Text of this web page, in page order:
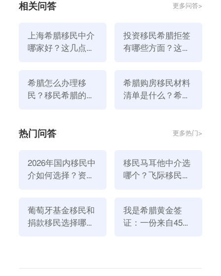
的经营场所和模式，这些都决定了整个移民项目的服务
成本和专业水平。每个申请人都不希望移民因为贪小便
和时间也是有限的，因为他们不仅要做咨询，还要做文
要花费大量的时间和精力来服务。
4、了解移民公司的团队：再厉害的顾问，能服务的顾
证团队的专业能力，不要迷信任何“虚张声势”的头衔规
模和背景，任何标榜“100%保证成功”的口号都是一个
相关问答 更多问答>
上海希腊移民中介
哪家好？这几点要
投资移民希腊拒签
有哪些方面？这几
希腊怎么办理移
民？移民希腊的流
希腊购房移民材料
清单是什么？希腊
热门问答 更多热门>
2026年国内移民中
介如何选择？资
移民马耳他中介选
哪个？飞际移民是
葡萄牙基金移民和
捐款移民选择哪个
我是希腊黄金签
证：一份来自45亿